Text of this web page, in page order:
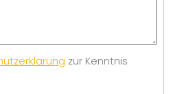
zur Kenntnis